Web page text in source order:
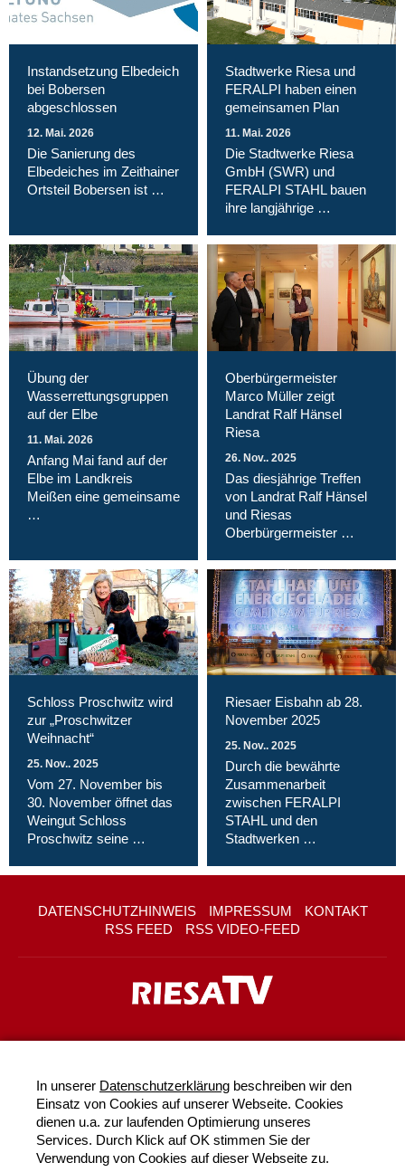
Instandsetzung Elbedeich
bei Bobersen
abgeschlossen
12. Mai. 2026
Die Sanierung des
Elbedeiches im Zeithainer
Ortsteil Bobersen ist …
Stadtwerke Riesa und
FERALPI haben einen
gemeinsamen Plan
11. Mai. 2026
Die Stadtwerke Riesa
GmbH (SWR) und
FERALPI STAHL bauen
ihre langjährige …
Übung der
Wasserrettungsgruppen
auf der Elbe
11. Mai. 2026
Anfang Mai fand auf der
Elbe im Landkreis
Meißen eine gemeinsame
…
Oberbürgermeister
Marco Müller zeigt
Landrat Ralf Hänsel
Riesa
26. Nov.. 2025
Das diesjährige Treffen
von Landrat Ralf Hänsel
und Riesas
Oberbürgermeister …
Schloss Proschwitz wird
zur „Proschwitzer
Weihnacht“
25. Nov.. 2025
Vom 27. November bis
30. November öffnet das
Weingut Schloss
Proschwitz seine …
Riesaer Eisbahn ab 28.
November 2025
25. Nov.. 2025
Durch die bewährte
Zusammenarbeit
zwischen FERALPI
STAHL und den
Stadtwerken …
DATENSCHUTZHINWEIS IMPRESSUM
KONTAKT
RSS FEED
RSS VIDEO-FEED
In unserer Datenschutzerklärung beschreiben wir den
Einsatz von Cookies auf unserer Webseite. Cookies
dienen u.a. zur laufenden Optimierung unseres
Services. Durch Klick auf OK stimmen Sie der
Verwendung von Cookies auf dieser Webseite zu.